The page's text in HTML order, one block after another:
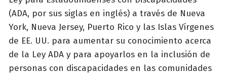
(ADA, por sus siglas en inglés) a través de Nueva
York, Nueva Jersey, Puerto Rico y las Islas Vírgenes
de EE. UU. para aumentar su conocimiento acerca
de la Ley ADA y para apoyarlos en la inclusión de
personas con discapacidades en las comunidades